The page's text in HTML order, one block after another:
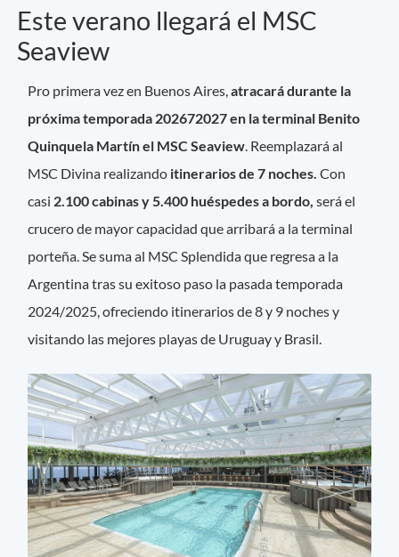
Este verano llegará el MSC
Seaview
Pro primera vez en Buenos Aires,atracará durante la
próxima temporada 202672027 en la terminal Benito
Quinquela Martín el MSC Seaview. Reemplazará al
MSC Divina realizando itinerarios de 7 noches. Con
casi 2.100 cabinas y 5.400 huéspedes a bordo, será el
crucero de mayor capacidad que arribará a la terminal
porteña. Se suma al MSC Splendida que regresa a la
Argentina tras su exitoso paso la pasada temporada
2024/2025, ofreciendo itinerarios de 8 y 9 noches y
visitando las mejores playas de Uruguay y Brasil.